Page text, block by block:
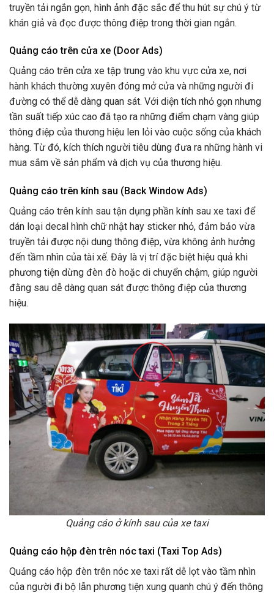
truyền tải ngắn gọn, hình ảnh đặc sắc để thu hút sự chú ý từ
khán giả và đọc được thông điệp trong thời gian ngắn.
Quảng cáo trên cửa xe (Door Ads)
Quảng cáo trên cửa xe tập trung vào khu vực cửa xe, nơi
hành khách thường xuyên đóng mở cửa và những người đi
đường có thể dễ dàng quan sát. Với diện tích nhỏ gọn nhưng
tần suất tiếp xúc cao đã tạo ra những điểm chạm vàng giúp
thông điệp của thương hiệu len lỏi vào cuộc sống của khách
hàng. Từ đó, kích thích người tiêu dùng đưa ra những hành vi
mua sắm về sản phẩm và dịch vụ của thương hiệu.
Quảng cáo trên kính sau (Back Window Ads)
Quảng cáo trên kính sau tận dụng phần kính sau xe taxi để
dán loại decal hình chữ nhật hay sticker nhỏ, đảm bảo vừa
truyền tải được nội dung thông điệp, vừa không ảnh hưởng
đến tầm nhìn của tài xế. Đây là vị trí đặc biệt hiệu quả khi
phương tiện dừng đèn đò hoặc di chuyển chậm, giúp người
đằng sau dễ dàng quan sát được thông điệp của thương
hiệu.
Quảng cáo ở kính sau của xe taxi
Quảng cáo hộp đèn trên nóc taxi (Taxi Top Ads)
Quảng cáo hộp đèn trên nóc xe taxi rất dễ lọt vào tầm nhìn
của người đi bộ lẫn phương tiện xung quanh chú ý đến thông